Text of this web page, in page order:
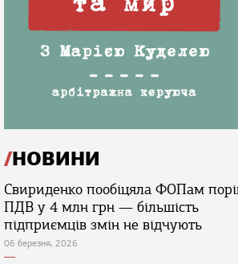
НОВИНИ
Свириденко пообіцяла ФОПам
ПДВ у 4 млн грн — більшість
підприємців змін не відчують
06 березня, 2026